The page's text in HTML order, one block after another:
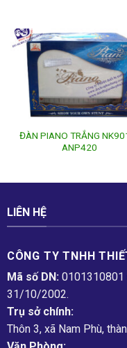
ĐÀN PIANO TRẮNG
ANP420
LIÊN HỆ
CÔNG TY TNHH
Mã số DN: 0101310801
31/10/2002.
Trụ sở chính:
Thôn 3, xã Nam Phù,